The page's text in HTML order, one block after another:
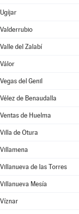
Ugíjar
Valderrubio
Valle del Zalabí
Válor
Vegas del Genil
Vélez de Benaudalla
Ventas de Huelma
Villa de Otura
Villamena
Villanueva de las Torres
Villanueva Mesía
Víznar